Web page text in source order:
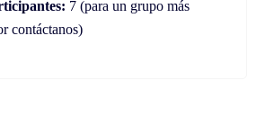
7 (para un grupo más
contáctanos)